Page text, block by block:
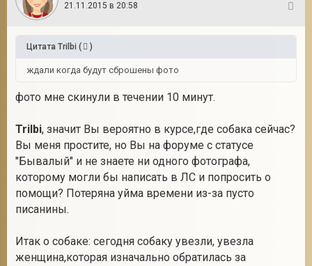
21.11.2015 в 20:58
Цитата Trilbi ( )
ждали когда будут сброшены фото
фото мне скинули в течении 10 минут.
Trilbi, значит Вы вероятно в курсе,где собака сейчас?
Вы меня простите, но Вы на форуме с статусе
"Бывалый" и не знаете ни одного фотографа,
которому могли бы написать в ЛС и попросить о
помощи? Потеряна уйма времени из-за пусто
писанины.
Итак о собаке: сегодня собаку увезли, увезла
женщина,которая изначально обратилась за